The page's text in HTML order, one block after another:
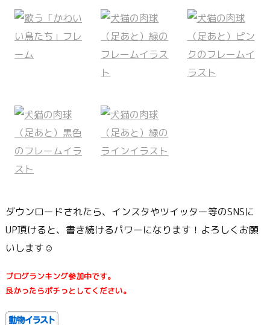
ダウンロードされたら、インスタやツイッター等のSNSに
UP頂けると、書き続けるパワーになります！よろしくお願
いします☺
ブログランキング参加中です。
良かったらポチっとしてください。